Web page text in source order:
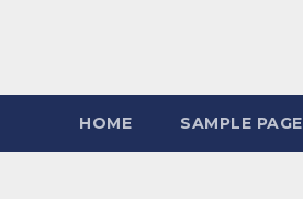
HOME SAMPLE PAGE